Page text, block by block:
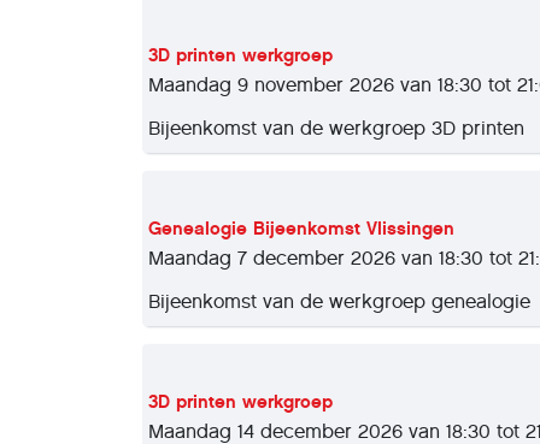
3D printen werkgroep
Maandag 9 november 2026 van 18:30 tot
Bijeenkomst van de werkgroep 3D printen
Genealogie Bijeenkomst Vlissingen
Maandag 7 december 2026 van 18:30 tot
Bijeenkomst van de werkgroep genealogie
3D printen werkgroep
Maandag 14 december 2026 van 18:30 tot